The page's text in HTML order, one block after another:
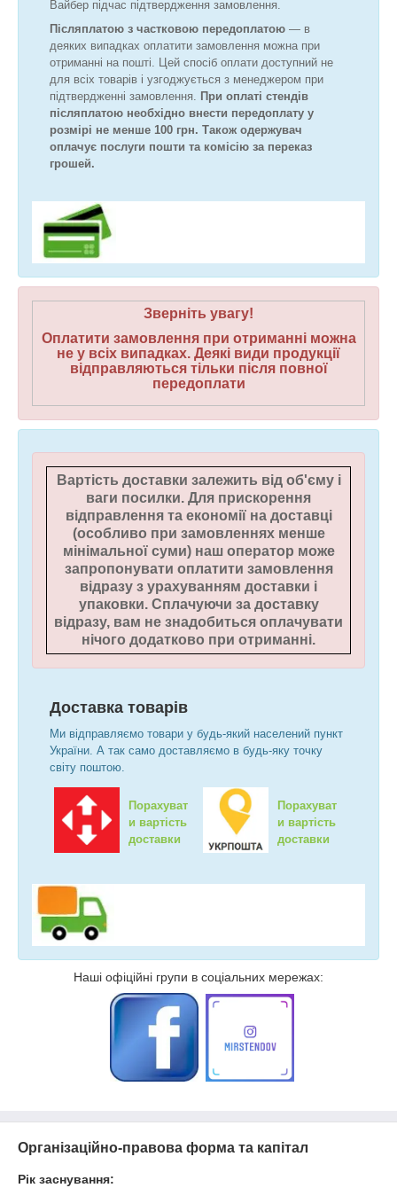
Вайбер підчас підтвердження замовлення.
Післяплатою з частковою передоплатою ― в
деяких випадках оплатити замовлення можна при
отриманні на пошті. Цей спосіб оплати доступний не
для всіх товарів і узгоджується з менеджером при
підтвердженні замовлення. При оплаті стендів
післяплатою необхідно внести передоплату у
розмірі не менше 100 грн. Також одержувач
оплачує послуги пошти та комісію за переказ
грошей.
Зверніть увагу!
Оплатити замовлення при отриманні можна
не у всіх випадках. Деякі види продукції
відправляються тільки після повної
передоплати
Доставка товарів
Ми відправляємо товари у будь-який населений пункт
України. А так само доставляємо в будь-яку точку
світу поштою.
Порахуват
и вартість
доставки
Порахуват
и вартість
доставки
Вартість доставки залежить від об'єму і
ваги посилки. Для прискорення
відправлення та економії на доставці
(особливо при замовленнях менше
мінімальної суми) наш оператор може
запропонувати оплатити замовлення
відразу з урахуванням доставки і
упаковки. Сплачуючи за доставку
відразу, вам не знадобиться оплачувати
нічого додатково при отриманні.
Наші офіційні групи в соціальних мережах:
Організаційно-правова форма та капітал
Рік заснування: